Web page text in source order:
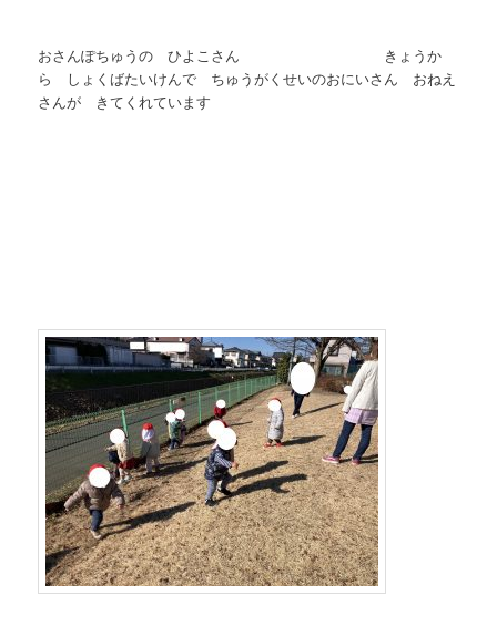
おさんぽちゅうの ひよこさん きょうか
ら しょくばたいけんで ちゅうがくせいのおにいさん おねえ
さんが きてくれています